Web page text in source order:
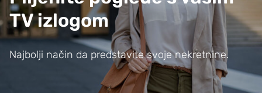
TV izlogom
Najbolji način da predstavite svoje nekretnine.